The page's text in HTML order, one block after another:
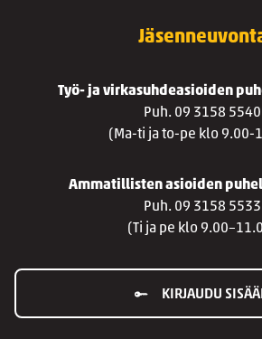
Työ- ja virkasuhdeasioiden
Puh. 09 3158 5540
(Ma-ti ja to-pe klo 9.00-
Ammatillisten asioiden
Puh. 09 3158 5533
(Ti ja pe klo
KIRJAUDU